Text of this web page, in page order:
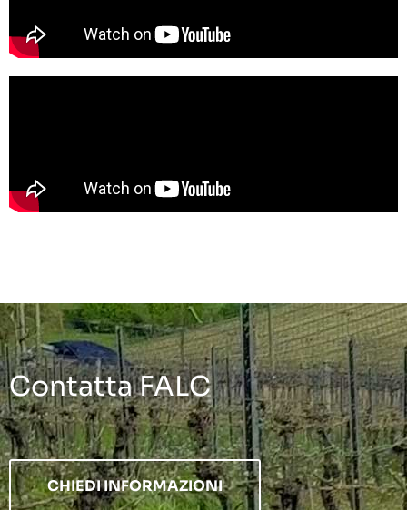
Contatta FALC
CHIEDI INFORMAZIONI